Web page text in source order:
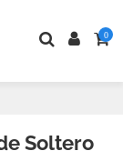
0
Soltero